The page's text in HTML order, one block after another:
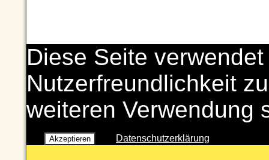
Diese Seite
Nutzerfreundlichkeit
weiteren Verwendung
Akzeptieren Datenschutzerklärung